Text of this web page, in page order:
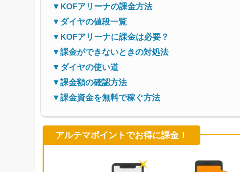
▼KOFアリーナの課金方法
▼ダイヤの値段一覧
▼KOFアリーナに課金は必要？
▼課金ができないときの対処法
▼ダイヤの使い道
▼課金額の確認方法
▼課金資金を無料で稼ぐ方法
アルテマポイントでお得に課金！